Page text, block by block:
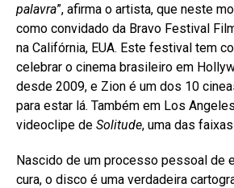
palavra”, afirma o artista, que neste
como convidado da Bravo Festival
na Califórnia, EUA. Este festival tem
celebrar o cinema brasileiro em
desde 2009, e Zion é um dos 10
para estar lá. Também em Los
videoclipe de Solitude, uma das
Nascido de um processo pessoal de
cura, o disco é uma verdadeira